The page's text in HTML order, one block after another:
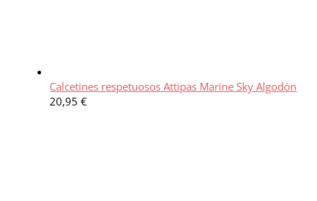
Calcetines respetuosos Attipas Marine Sky Algodón
20,95€